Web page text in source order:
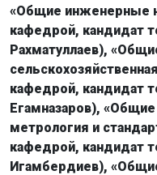
«Общие инженерные
кафедрой, кандидат
Рахматуллаев),
кафедрой, кандидат
Егамназаров),
метрология и
кафедрой, кандидат
Игамбердиев),